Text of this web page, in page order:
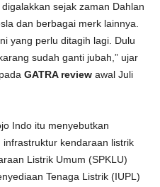
sejak zaman Dahlan
dan berbagai merk lainnya.
yang perlu ditagih lagi. Dulu
sudah ganti jubah,” ujar
GATRA review awal Juli
Indo itu menyebutkan
kendaraan listrik
Listrik Umum (SPKLU)
Tenaga Listrik (IUPL)